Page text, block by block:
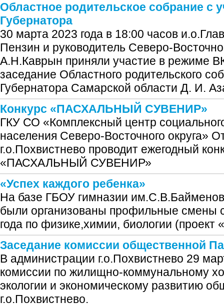
Областное родительское собрание с
Губернатора
30 марта 2023 года в 18:00 часов
Пензин и руководитель Северо-
А.Н.Каврын приняли участие в режиме
заседание Областного родительского
Губернатора Самарской области Д. И.
Конкурс «ПАСХАЛЬНЫЙ СУВЕНИР»
ГКУ СО «Комплексный центр
населения Северо-Восточного округа»
г.о.Похвистнево проводит ежегодный
«ПАСХАЛЬНЫЙ СУВЕНИР»
«Успех каждого ребенка»
На базе ГБОУ гимназии
были организованы профильные смены
года по физике,химии, биологии
Заседание комиссии общественной
В администрации г.о.Похвистнево 29
комиссии по жилищно-коммунальному
экологии и экономическому развитию
г.о.Похвистнево.